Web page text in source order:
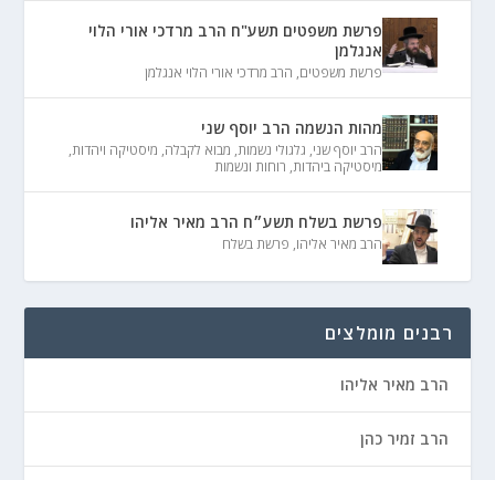
פרשת משפטים תשע"ח הרב מרדכי אורי הלוי
אנגלמן
פרשת משפטים, הרב מרדכי אורי הלוי אנגלמן
מהות הנשמה הרב יוסף שני
הרב יוסף שני, גלגולי נשמות, מבוא לקבלה, מיסטיקה ויהדות,
מיסטיקה ביהדות, רוחות ונשמות
פרשת בשלח תשע״ח הרב מאיר אליהו
הרב מאיר אליהו, פרשת בשלח
רבנים מומלצים
הרב מאיר אליהו
הרב זמיר כהן